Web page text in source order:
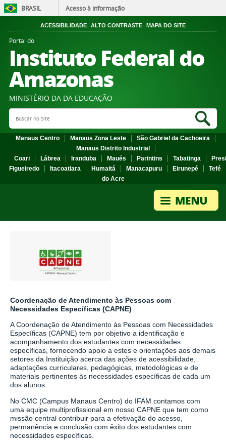
BRASIL Acesso à informação
ACESSIBILIDADE ALTO CONTRASTE MAPA DO SITE
Portal do
Instituto Federal do
Amazonas
MINISTÉRIO DA DA EDUCAÇÃO
Search Site
Manaus Centro Manaus Zona Leste
São Gabriel da Cachoeira
Manaus Distrito Industrial
Coari
Lábrea Iranduba Maués Parintins Tabatinga
Figueiredo
Itacoatiara Humaitá Manacapuru Eirunepé
Tefé
do Acre
Coordenação de Atendimento às Pessoas com
Necessidades Específicas (CAPNE)
A Coordenação de Atendimento às Pessoas com Necessidades
Específicas (CAPNE) tem por objetivo a identificação e
acompanhamento dos estudantes com necessidades
específicas, fornecendo apoio a estes e orientações aos demais
setores da Instituição acerca das ações de acessibilidade,
adaptações curriculares, pedagógicas, metodológicas e de
materiais pertinentes às necessidades específicas de cada um
dos alunos.
No CMC (Campus Manaus Centro) do IFAM contamos com
uma equipe multiprofissional em nosso CAPNE que tem como
missão central contribuir para a efetivação do acesso,
permanência e conclusão com êxito dos estudantes com
necessidades específicas.